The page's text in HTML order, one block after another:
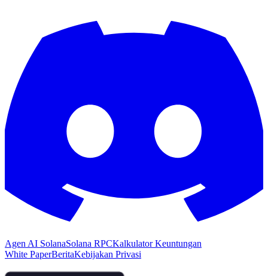
Agen AI SolanaSolana RPCKalkulator Keuntungan
White PaperBeritaKebijakan Privasi